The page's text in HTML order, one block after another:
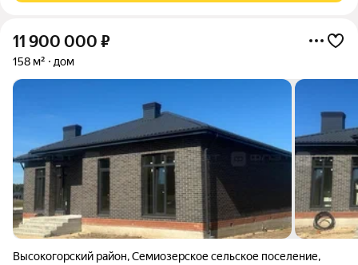
11 900 000 ₽
158 м² дом
Высокогорский район,Семиозерское сельское поселение,